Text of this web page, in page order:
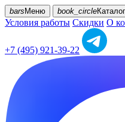
bars Меню book_circleКаталог
Условия работы Скидки О
+7 (495) 921-39-22